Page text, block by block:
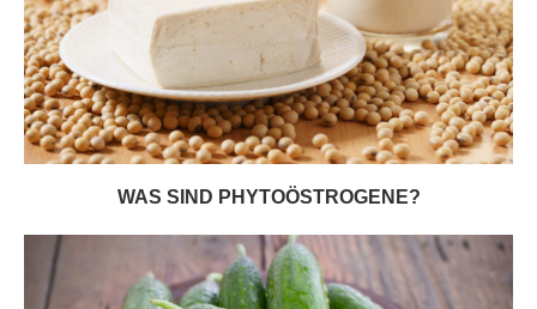
WAS SIND PHYTOÖSTROGENE?